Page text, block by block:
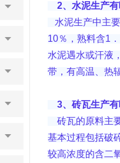
2、水泥生产
水泥生产中主
10％，熟料含1
水泥遇水或汗液
带，有高温、热
3、砖瓦生产
砖瓦的原料主
基本过程包括破
较高浓度的含二